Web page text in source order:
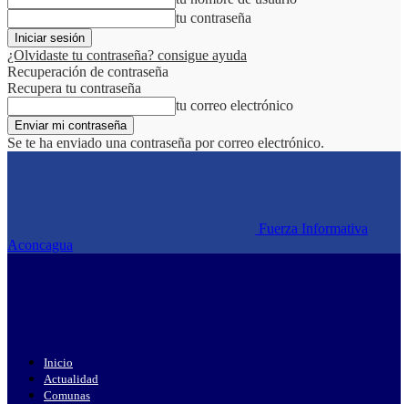
tu contraseña
¿Olvidaste tu contraseña? consigue ayuda
Recuperación de contraseña
Recupera tu contraseña
tu correo electrónico
Se te ha enviado una contraseña por correo electrónico.
Fuerza Informativa
Aconcagua
Inicio
Actualidad
Comunas